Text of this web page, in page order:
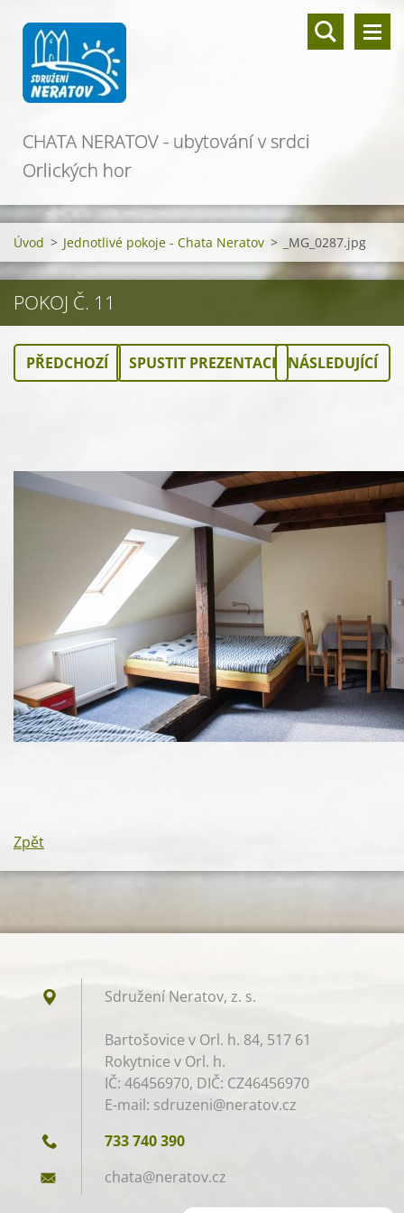
CHATA NERATOV - ubytování v srdci
Orlických hor
Úvod > Jednotlivé pokoje - Chata Neratov > _MG_0287.jpg
POKOJ Č. 11
PŘEDCHOZÍ SPUSTIT PREZENTACI NÁSLEDUJÍCÍ
Zpět
Sdružení Neratov, z. s.​
Bartošovice v Orl. h. 84, 517 61
Rokytnice v Orl. h.
IČ: 46456970, DIČ: CZ46456970
E-mail: sdruzeni@neratov.cz
733 740 390
chata@neratov.cz